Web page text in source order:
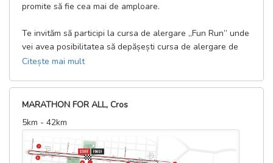
promite să fie cea mai de amploare.
Te invităm să participi la cursa de alergare „Fun Run” unde
vei avea posibilitatea să depășești cursa de alergare de
1,5 km de-a lungul străzilor centrale ale capitalei împreună
Iată cum va arăta traseul cursei:
– Fun Run (1,5 km): Start (Piața Marei Adunări Naționale)
— bul. Ștefan cel Mare — str. Vasile Alexandri — str. 31
August — str. Bănulescu Bodoni — Finiș.
Citește mai mult
MARATHON FOR ALL, Cros
5km - 42km